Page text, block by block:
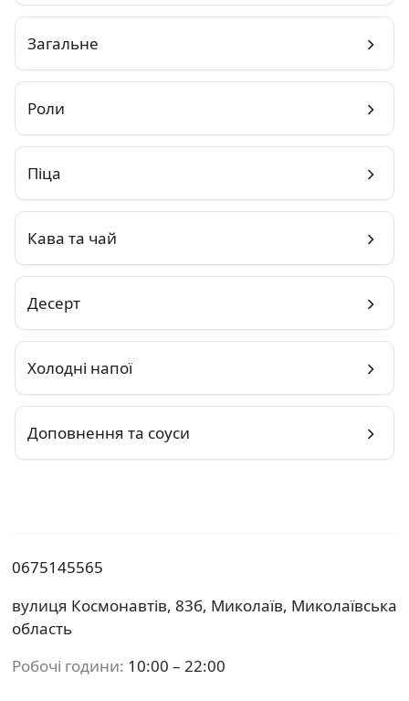
Загальне
Роли
Піца
Кава та чай
Десерт
Холодні напої
Доповнення та соуси
0675145565
вулиця Космонавтів, 83б, Миколаїв, Миколаївська
область
Робочі години: 10:00 – 22:00